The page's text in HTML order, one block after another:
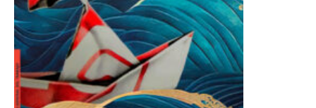
puede aliviar situaciones
puntuales, pero que no
soluciona el problema de
fondo. En cuanto a la
formación, se abre la
posibilidad de cursos
adaptados a empresas